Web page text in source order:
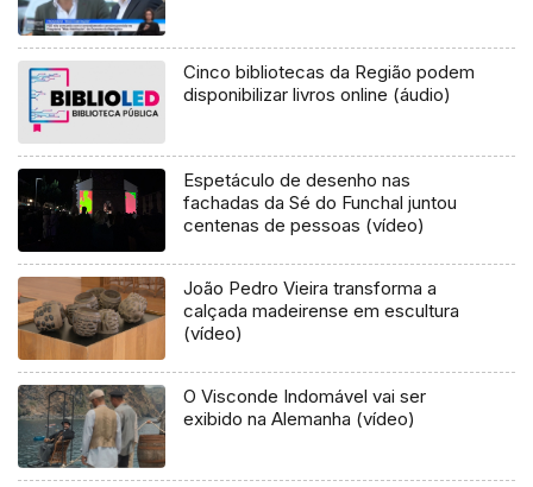
Cinco bibliotecas da Região podem
disponibilizar livros online (áudio)
Espetáculo de desenho nas
fachadas da Sé do Funchal juntou
centenas de pessoas (vídeo)
João Pedro Vieira transforma a
calçada madeirense em escultura
(vídeo)
O Visconde Indomável vai ser
exibido na Alemanha (vídeo)